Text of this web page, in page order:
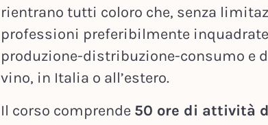
rientrano tutti coloro che, senza
professioni preferibilmente
produzione-distribuzione-consumo e
vino, in Italia o all’estero.
Il corso comprende 50 ore di attività